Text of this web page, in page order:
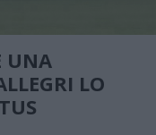
UNA
LO